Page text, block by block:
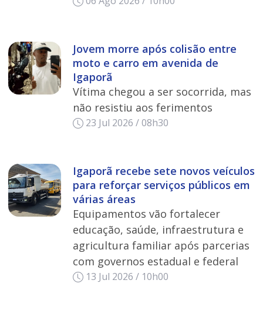
Jovem morre após colisão entre
moto e carro em avenida de
Igaporã
Vítima chegou a ser socorrida, mas
não resistiu aos ferimentos
23 Jul 2026 / 08h30
Igaporã recebe sete novos veículos
para reforçar serviços públicos em
várias áreas
Equipamentos vão fortalecer
educação, saúde, infraestrutura e
agricultura familiar após parcerias
com governos estadual e federal
13 Jul 2026 / 10h00